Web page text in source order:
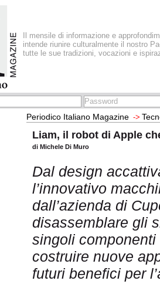
Il mensile di informazione e
intende riunire culturalmente il nostro
tutte le sue tradizioni, vocazioni e
Periodico Italiano Magazine ->
Liam, il robot di Apple
di Michele Di Muro
Dal design
l’innovativo
dall’azienda di
disassemblare gli
singoli
costruire nuove
futuri benefici per